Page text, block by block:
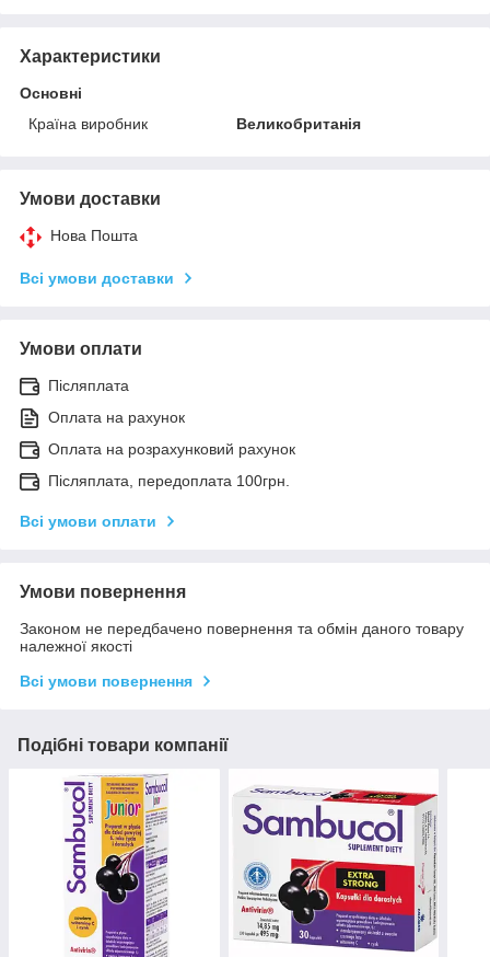
Характеристики
Основні
Країна виробник
Великобританія
Умови доставки
Нова Пошта
Всі умови доставки
Умови оплати
Післяплата
Оплата на рахунок
Оплата на розрахунковий рахунок
Післяплата, передоплата 100грн.
Всі умови оплати
Умови повернення
Законом не передбачено повернення та обмін даного товару
належної якості
Всі умови повернення
Подібні товари компанії